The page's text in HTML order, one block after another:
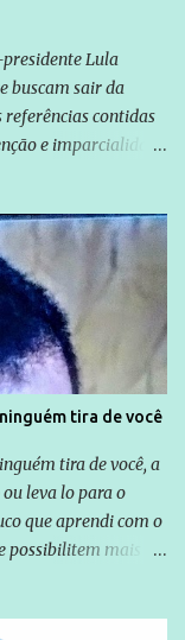
Lula
buscam sair da
referências contidas
e imparcialidade
na delação de
o Brasil no
ou
Zanin Martins
tira de você
tira de você, a
leva lo para o
que aprendi com o
mais e